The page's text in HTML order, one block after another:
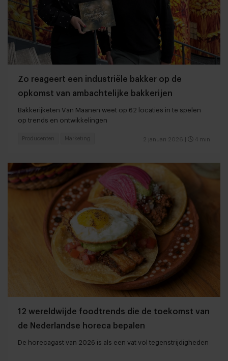
Zo reageert een industriële bakker op de
opkomst van ambachtelijke bakkerijen
Bakkerijketen Van Maanen weet op 62 locaties in te spelen
op trends en ontwikkelingen
2 januari 2026 4 min
Producenten Marketing
12 wereldwijde foodtrends die de toekomst van
de Nederlandse horeca bepalen
De horecagast van 2026 is als een vat vol tegenstrijdigheden